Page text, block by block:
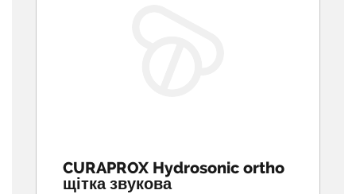
CURAPROX Hydrosonic ortho
щітка звукова